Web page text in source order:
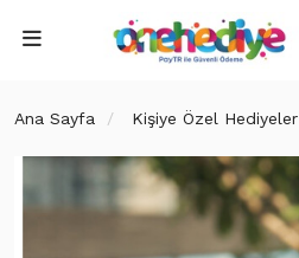
Ana Sayfa Kişiye Özel Hediyeler